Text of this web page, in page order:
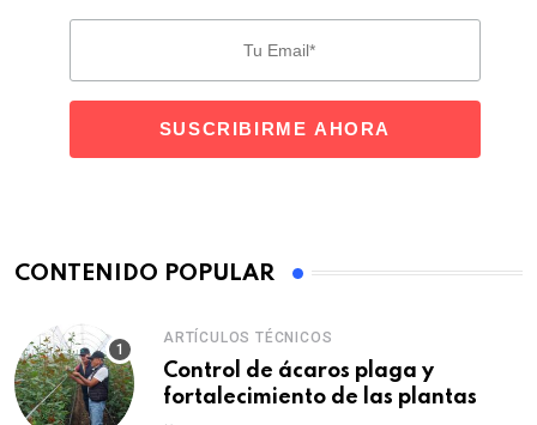
CONTENIDO POPULAR
ARTÍCULOS TÉCNICOS
Control de ácaros plaga y
fortalecimiento de las plantas